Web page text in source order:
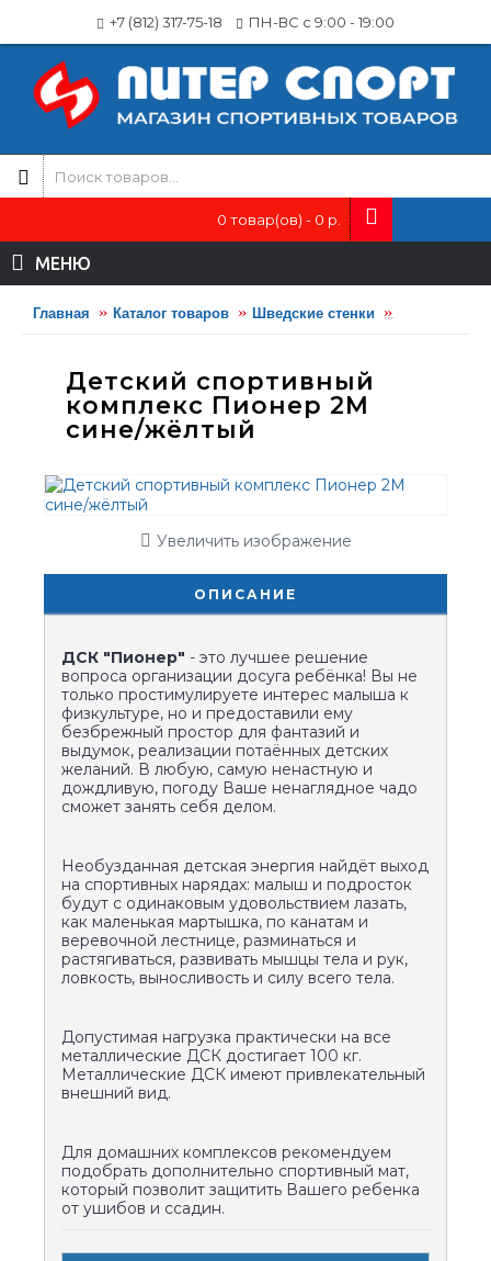
+7 (812) 317-75-18 ПН-ВС с 9:00 - 19:00
0 товар(ов) - 0 р.
МЕНЮ
Главная Каталог товаров Шведские стенки
Детский спортивный
комплекс Пионер 2М
сине/жёлтый
Увеличить изображение
ОПИСАНИЕ
ДСК "Пионер" - это лучшее решение
вопроса организации досуга ребёнка! Вы не
только простимулируете интерес малыша к
физкультуре, но и предоставили ему
безбрежный простор для фантазий и
выдумок, реализации потаённых детских
желаний. В любую, самую ненастную и
дождливую, погоду Ваше ненаглядное чадо
сможет занять себя делом.
Необузданная детская энергия найдёт выход
на спортивных нарядах: малыш и подросток
будут с одинаковым удовольствием лазать,
как маленькая мартышка, по канатам и
веревочной лестнице, разминаться и
растягиваться, развивать мышцы тела и рук,
ловкость, выносливость и силу всего тела.
Допустимая нагрузка практически на все
металлические ДСК достигает 100 кг.
Металлические ДСК имеют привлекательный
внешний вид.
Для домашних комплексов рекомендуем
подобрать дополнительно спортивный мат,
который позволит защитить Вашего ребенка
от ушибов и ссадин.